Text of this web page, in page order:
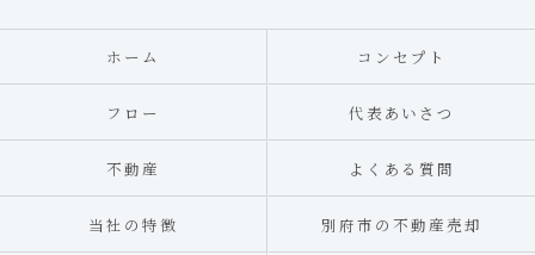
ホーム コンセプト
フロー 代表あいさつ
不動産 よくある質問
当社の特徴 別府市の不動産売却